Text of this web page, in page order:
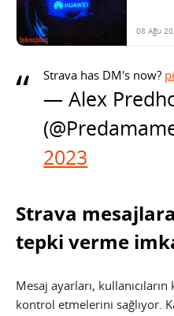
08 Ağu
Strava has DM's now?
— Alex
2023
Strava
tepki verme
Mesaj ayarları,
kontrol etmelerini sağlıyor.